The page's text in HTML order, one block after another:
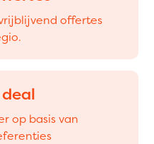
offertes
op basis van